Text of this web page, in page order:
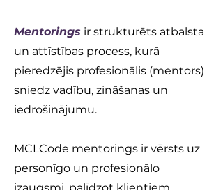
Mentorings ir strukturēts atbalsta
un attīstības process, kurā
pieredzējis profesionālis (mentors)
sniedz vadību, zināšanas un
iedrošinājumu.
MCLCode mentorings ir vērsts uz
personīgo un profesionālo